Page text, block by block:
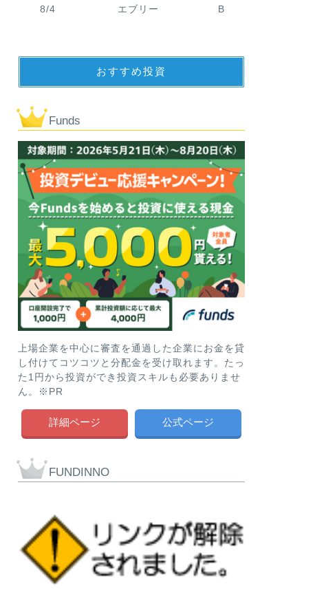
8/4 エブリー B
おすすめ投資
Funds
上場企業を中心に審査を通過した企業にお金を貸
し付けてコツコツと分配金を受け取れます。たっ
た1円から投資ができ投資スキルも必要ありませ
ん。※PR
詳細ページ 公式ページ
FUNDINNO